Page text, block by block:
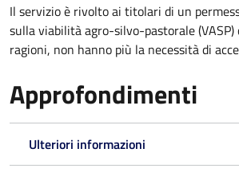
Il servizio è rivolto ai titolari di un
sulla viabilità agro-silvo-pastorale (VASP)
ragioni, non hanno più la necessità di
Approfondimenti
Ulteriori informazioni